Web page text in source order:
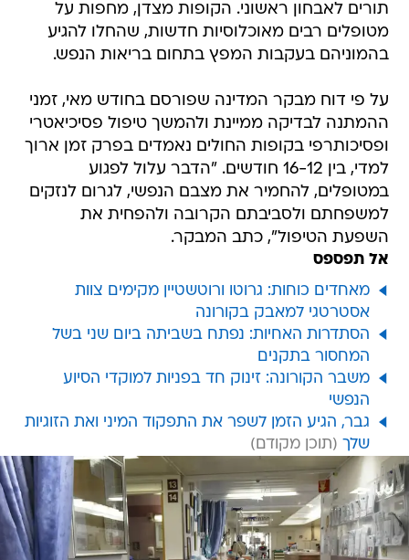
תורים לאבחון ראשוני. הקופות מצדן, מחפות על
מטופלים רבים מאוכלוסיות חדשות, שהחלו להגיע
בהמוניהם בעקבות המפץ בתחום בריאות הנפש.
על פי דוח מבקר המדינה שפורסם בחודש מאי, זמני
ההמתנה לבדיקה ממיינת ולהמשך טיפול פסיכיאטרי
ופסיכותרפי בקופות החולים נאמדים בפרק זמן ארוך
למדי, בין 16-12 חודשים. "הדבר עלול לפגוע
במטופלים, להחמיר את מצבם הנפשי, לגרום לנזקים
למשפחתם ולסביבתם הקרובה ולהפחית את
השפעת הטיפול", כתב המבקר.
אל תפספס
מאחדים כוחות: גרוטו ורוטשטיין מקימים צוות
אסטרטגי למאבק בקורונה
הסתדרות האחיות: נפתח בשביתה ביום שני בשל
המחסור בתקנים
משבר הקורונה: זינוק חד בפניות למוקדי הסיוע
הנפשי
גבר, הגיע הזמן לשפר את התפקוד המיני ואת הזוגיות
שלך